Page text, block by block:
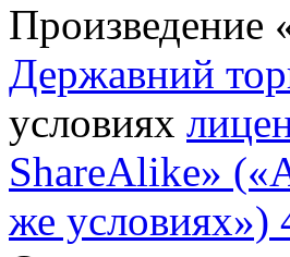
Произведение
Державний
условиях
ShareAlike»
же условиях»)